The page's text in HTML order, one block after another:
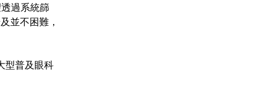
過系統篩
並不困難，
型普及眼科